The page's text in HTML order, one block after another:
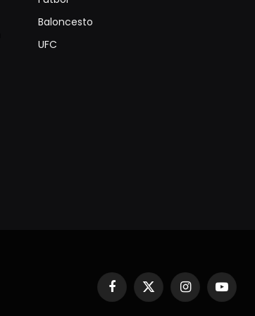
Baloncesto
UFC
Facebook
X
(Twitter)
InstagramYouTube